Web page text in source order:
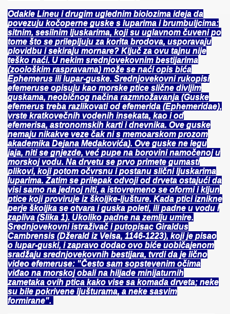
Odakle Lineu i drugim uglednim biolozima ideja da
povezuju kočoperne guske s luparima i brumbuljcima:
sitnim, sesilnim ljuskarima, koji su uglavnom čuveni po
tome što se prilepljuju za korita brodova, usporavaju
plovidbu i sekiraju mornare? Ključ za ovu tajnu nije
teško naći. U nekim srednjovekovnim bestijarima
(zoološkim raspravama) može se naći opis bića
Ephemerus ili lupar-guske. Srednjovekovni rukopisi
efemeruse opisuju kao morske ptice slične divljim
guskama, neobičnog načina razmnožavanja (Guske
efemerus treba razlikovati od efemerida (Ephemeridae),
vrste kratkovečnih vodenih insekata, kao i od
efemerisa, astronomskih karti i dnevnika. Ove guske
nemaju nikakve veze čak ni s memoarskom prozom
akademika Dejana Medakovića). Ove guske ne legu
jaja, niti se gnjezde, već pupe na borovini namočenoj u
morskoj vodu. Na drvetu se prvo primete gumasti
plikovi, koji potom očvrsnu i postanu slični ljuskarima
luparima. Zatim se prilepak odvoji od drveta ostajući da
visi samo na jednoj niti, a istovremeno se oformi i kljun
ptice koji proviruje iz školjke-ljušture. Kada ptici iznikne
perje školjka se otvara i guska poleti, ili padne u vodu i
zapliva (Slika 1). Ukoliko padne na zemlju umire.
Srednjovekovni istraživač i putopisac Giraldus
Cambrensis (Džerald iz Velsa, 1146-1223), koji je pisao
o lupar-guski, i zapravo dodao ovo biće uobičajenom
sradžaju srednjovekovnih bestijara, tvrdi da je lično
video efemeruse: "Često sam sopstevenim očima
viđao na morskoj obali na hiljade minijaturnih
zametaka ovih ptica kako vise sa komada drveta; neke
su bile pokrivene ljušturama, a neke sasvim
formirane".